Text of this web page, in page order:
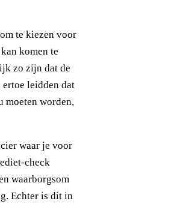
te kiezen voor
komen te
zo zijn dat de
ertoe leidden dat
moeten worden,
waar je voor
check
waarborgsom
Echter is dit in